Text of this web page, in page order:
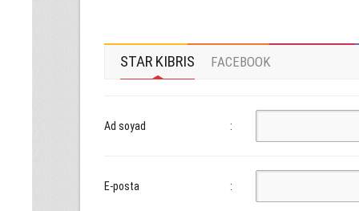
STAR KIBRIS FACEBOOK
Ad soyad :
E-posta :